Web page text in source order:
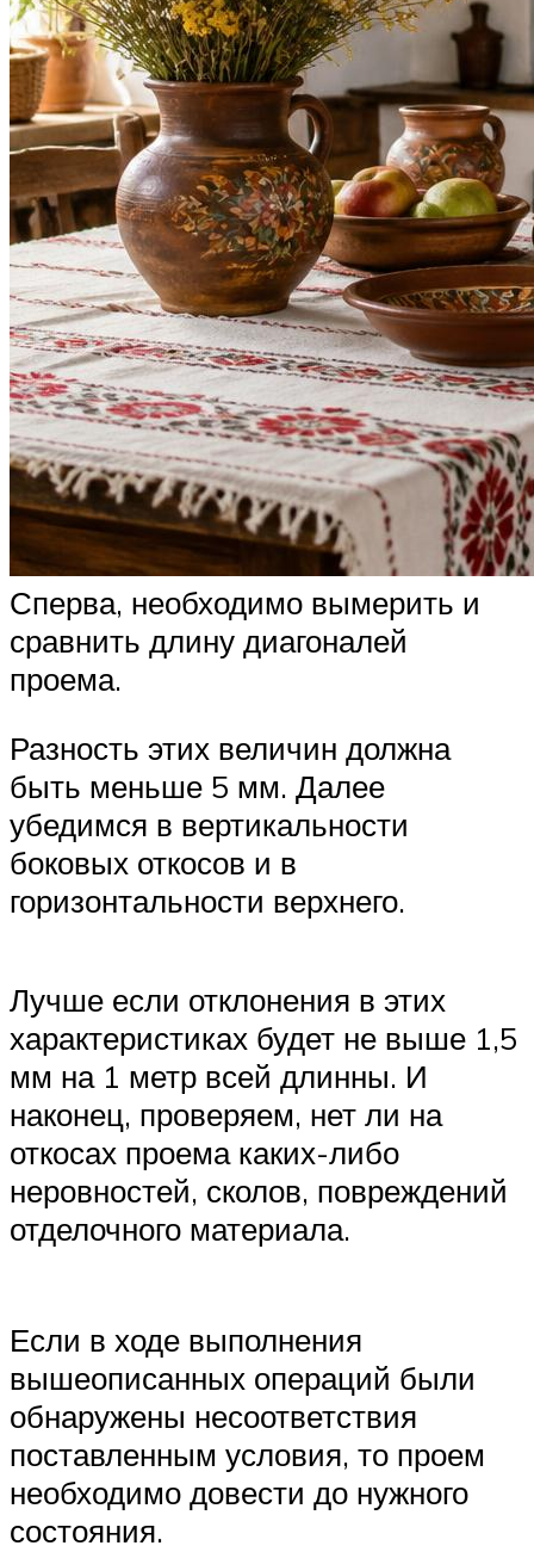
Сперва, необходимо вымерить и
сравнить длину диагоналей
проема.
Разность этих величин должна
быть меньше 5 мм. Далее
убедимся в вертикальности
боковых откосов и в
горизонтальности верхнего.
Лучше если отклонения в этих
характеристиках будет не выше 1,5
мм на 1 метр всей длинны. И
наконец, проверяем, нет ли на
откосах проема каких-либо
неровностей, сколов, повреждений
отделочного материала.
Если в ходе выполнения
вышеописанных операций были
обнаружены несоответствия
поставленным условия, то проем
необходимо довести до нужного
состояния.